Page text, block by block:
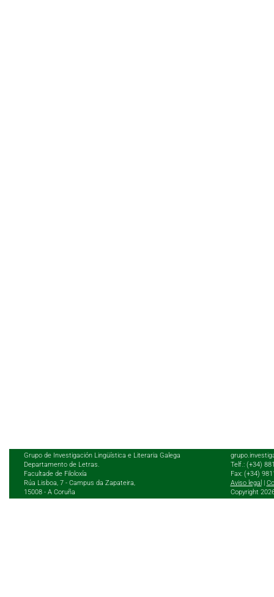
Grupo de Investigación Lingüística e Literaria Galega
Departamento de Letras.
Facultade de Filoloxía
Rúa Lisboa, 7 - Campus da Zapateira,
15008 - A Coruña
Telf.: (+34)
Fax: (+34)
Aviso legal
Copyright